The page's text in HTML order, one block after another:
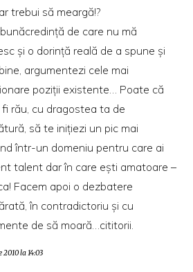
trebui să meargă!?
de care nu mă
şi o dorinţă reală de a spune şi
argumentezi cele mai
poziţii existente… Poate că
fi rău, cu dragostea ta de
să te iniţiezi un pic mai
într-un domeniu pentru care ai
talent dar în care eşti amatoare –
Facem apoi o dezbatere
în contradictoriu şi cu
de să moară…cititorii.
2010 la 14:03